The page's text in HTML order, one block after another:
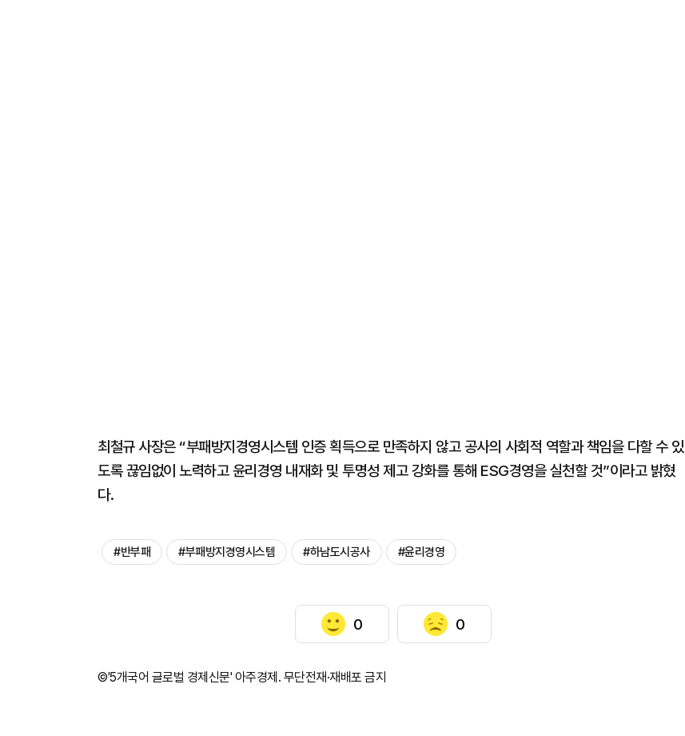
최철규 사장은 “부패방지경영시스템 인증 획득으로 만족하지 않고 공사의 사회적 역할과 책임을 다할 수 있
도록 끊임없이 노력하고 윤리경영 내재화 및 투명성 제고 강화를 통해 ESG경영을 실천할 것”이라고 밝혔
다.
#반부패 #부패방지경영시스템 #하남도시공사 #윤리경영
0 0
©'5개국어 글로벌 경제신문' 아주경제. 무단전재·재배포 금지